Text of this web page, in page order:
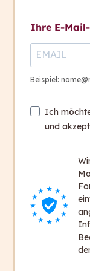
hat dein
Das
capito
Wie fängst
Kontakt
+ 43 316 393
Headquarter
Newsletter
Bleiben Sie
Ihre E-
Beispiel:
Ich
und